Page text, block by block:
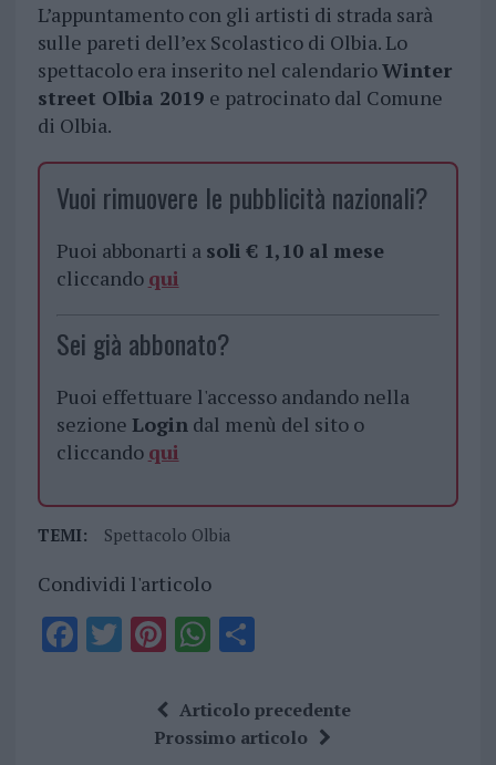
L’appuntamento con gli artisti di strada sarà
sulle pareti dell’ex Scolastico di Olbia. Lo
spettacolo era inserito nel calendarioWinter
street Olbia 2019 e patrocinato dal Comune
di Olbia.
Vuoi rimuovere le pubblicità nazionali?
Puoi abbonarti a soli € 1,10 al mese
cliccando qui
Sei già abbonato?
Puoi effettuare l'accesso andando nella
sezione Logindal menù del sito o
cliccando qui
TEMI: Spettacolo Olbia
Condividi l'articolo
F T Pi
te
re
W
at
s
S
a
re
Articolo precedente
Prossimo articolo